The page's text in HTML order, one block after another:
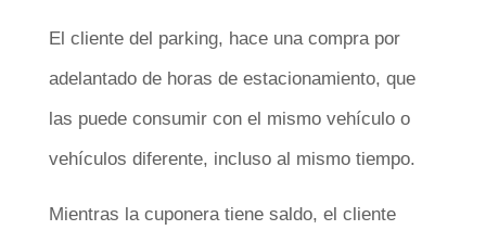
El cliente del parking, hace una compra por
adelantado de horas de estacionamiento, que
las puede consumir con el mismo vehículo o
vehículos diferente, incluso al mismo tiempo.
Mientras la cuponera tiene saldo, el cliente